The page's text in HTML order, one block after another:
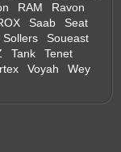
RAM
Ravon
Saab
Seat
Sollers
Soueast
Tank
Tenet
Voyah
Wey